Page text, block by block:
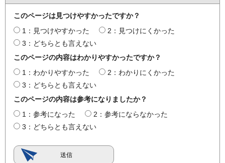
このページは見つけやすかったですか？
1：見つけやすかった
2：見つけにくかった
3：どちらとも言えない
このページの内容はわかりやすかったですか？
1：わかりやすかった
2：わかりにくかった
3：どちらとも言えない
このページの内容は参考になりましたか？
1：参考になった
2：参考にならなかった
3：どちらとも言えない